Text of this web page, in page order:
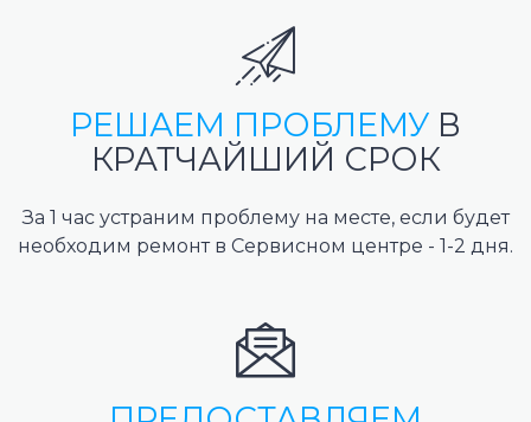
РЕШАЕМ ПРОБЛЕМУ В
КРАТЧАЙШИЙ СРОК
За 1 час устраним проблему на месте, если будет
необходим ремонт в Сервисном центре - 1-2 дня.